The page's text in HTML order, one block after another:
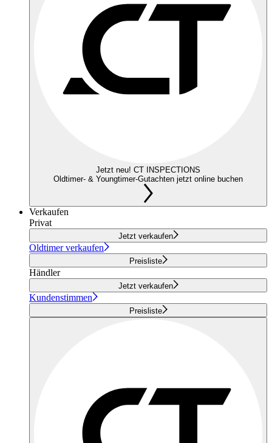
Jetzt neu! CT INSPECTIONS
Oldtimer- & Youngtimer-Gutachten jetzt online buchen
Verkaufen
Privat
Jetzt verkaufen
Oldtimer verkaufen
Preisliste
Händler
Jetzt verkaufen
Kundenstimmen
Preisliste